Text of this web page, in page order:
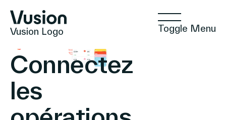
Vusion Logo Toggle Menu
Technologies
Connectez
les